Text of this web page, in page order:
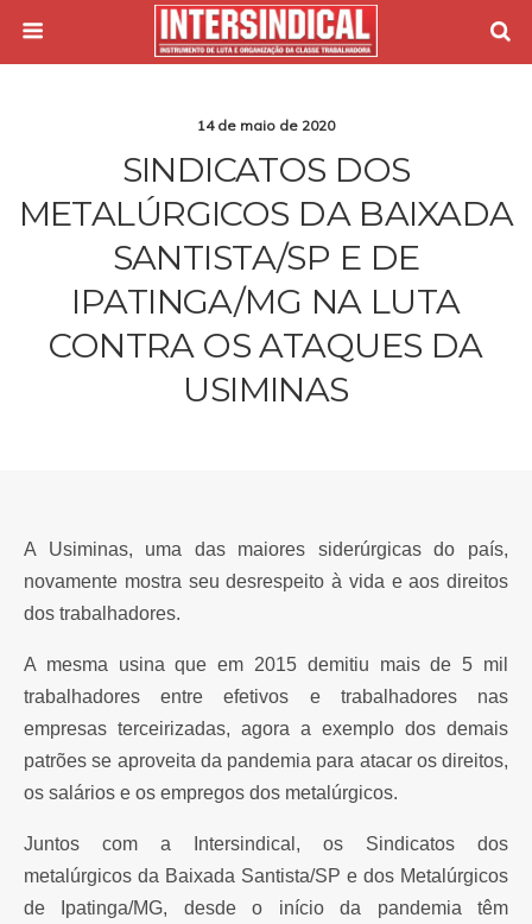
14 de maio de 2020
SINDICATOS DOS
METALÚRGICOS DA BAIXADA
SANTISTA/SP E DE
IPATINGA/MG NA LUTA
CONTRA OS ATAQUES DA
USIMINAS
A Usiminas, uma das maiores siderúrgicas do país,
novamente mostra seu desrespeito à vida e aos direitos
dos trabalhadores.
A mesma usina que em 2015 demitiu mais de 5 mil
trabalhadores entre efetivos e trabalhadores nas
empresas terceirizadas, agora a exemplo dos demais
patrões se aproveita da pandemia para atacar os direitos,
os salários e os empregos dos metalúrgicos.
Juntos com a Intersindical, os Sindicatos dos
metalúrgicos da Baixada Santista/SP e dos Metalúrgicos
de Ipatinga/MG, desde o início da pandemia têm